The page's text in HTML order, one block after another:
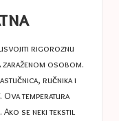
rigoroznu
osobom.
ručnika i
. Ova temperatura
. Ako se neki tekstil